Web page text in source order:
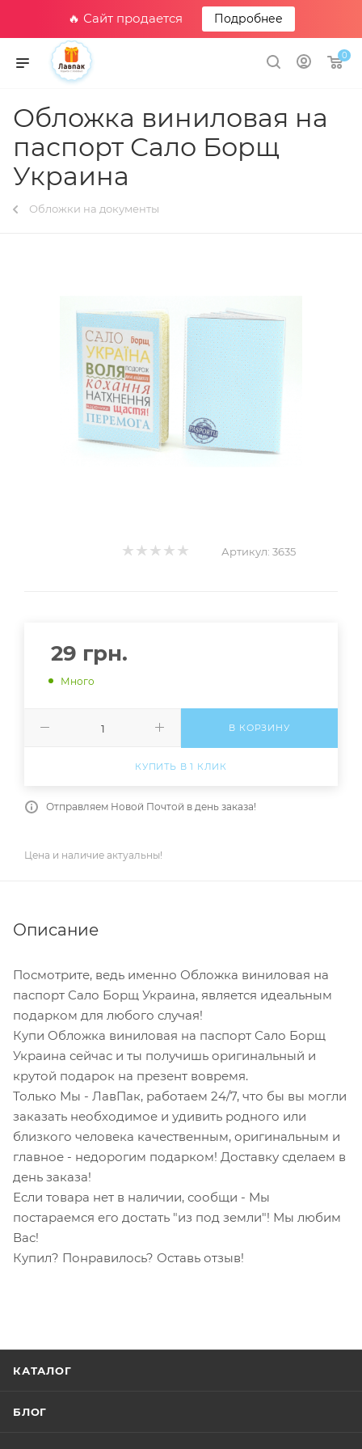
🔥 Сайт продается Подробнее
0
Обложка виниловая на
паспорт Сало Борщ
Украина
Обложки на документы
Артикул: 3635
29 грн.
Много
В КОРЗИНУ
КУПИТЬ В 1 КЛИК
Отправляем Новой Почтой в день заказа!
Цена и наличие актуальны!
Описание
Посмотрите, ведь именно Обложка виниловая на
паспорт Сало Борщ Украина, является идеальным
подарком для любого случая!
Купи Обложка виниловая на паспорт Сало Борщ
Украина сейчас и ты получишь оригинальный и
крутой подарок на презент вовремя.
Только Мы - ЛавПак, работаем 24/7, что бы вы могли
заказать необходимое и удивить родного или
близкого человека качественным, оригинальным и
главное - недорогим подарком! Доставку сделаем в
день заказа!
Если товара нет в наличии, сообщи - Мы
постараемся его достать "из под земли"! Мы любим
Вас!
Купил? Понравилось? Оставь отзыв!
КАТАЛОГ
БЛОГ